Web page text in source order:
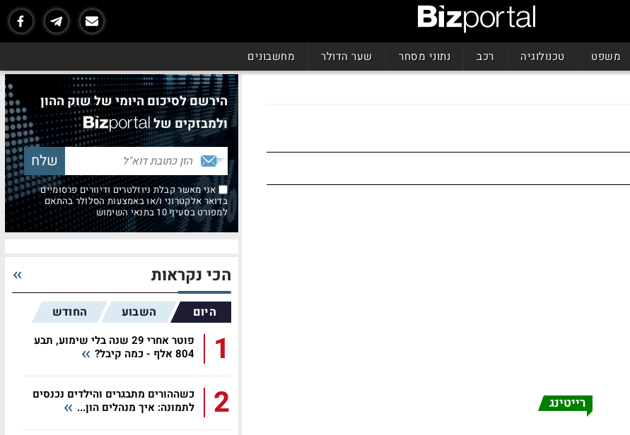
משפט טכנולוגיה רכב נתוני מסחר שער הדולר מחשבונים
רייטינג
הירשם לסיכום היומי של שוק ההון
ולמבזקים של
אני מאשר קבלת ניוזלטרים ודיוורים פרסומיים
בדואר אלקטרוני ו/או באמצעות הסלולר בהתאם
למפורט בסעיף 10 בתנאי השימוש
הכי נקראות
היום השבוע החודש
1
פוטר אחרי 29 שנה בלי שימוע, תבע
804 אלף - כמה קיבל?
2
כשההורים מתבגרים והילדים נכנסים
לתמונה: איך מנהלים הון...